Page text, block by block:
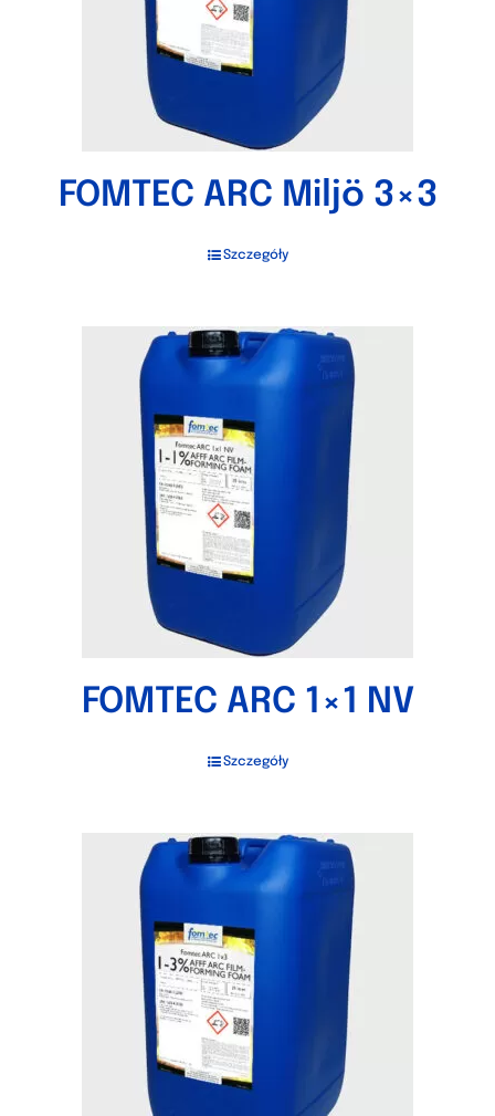
FOMTEC ARC Miljö 3×3
Szczegóły
FOMTEC ARC 1×1 NV
Szczegóły